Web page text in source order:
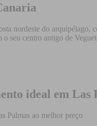
nordeste do
o seu centro antigo de
ideal em Las
Palmas ao melhor preço